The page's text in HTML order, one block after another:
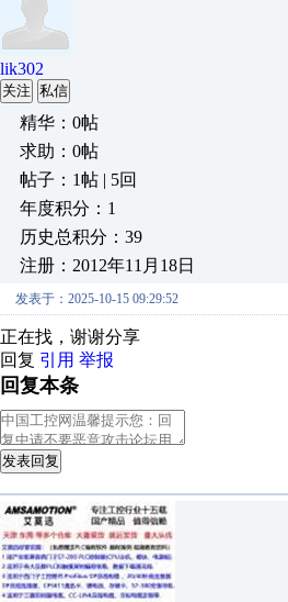
lik302
关注 私信
精华：0帖
求助：0帖
帖子：1帖 | 5回
年度积分：1
历史总积分：39
注册：2012年11月18日
发表于：2025-10-15 09:29:52
正在找，谢谢分享
回复 引用 举报
回复本条
发表回复